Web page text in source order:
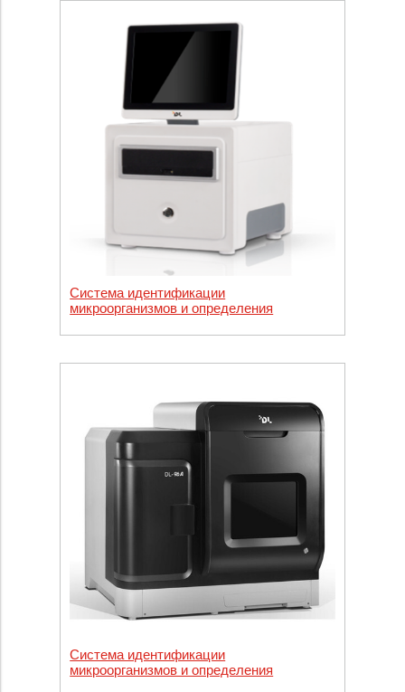
Система идентификации
микроорганизмов и определения
препаратам DL. Модель: D2Mini Ридер
Система идентификации
микроорганизмов и определения